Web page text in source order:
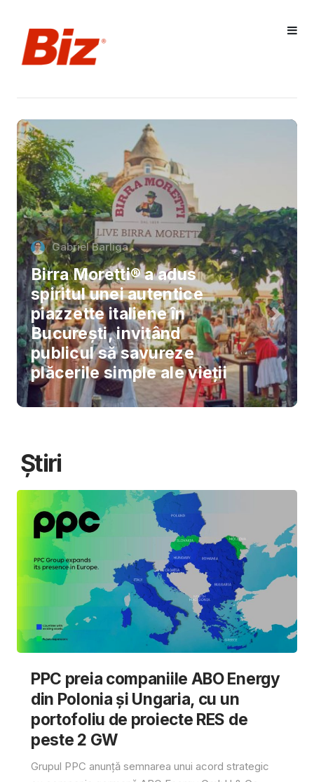
Gabriel Barliga
Birra Moretti® a adus
spiritul unei autentice
piazzette italiene în
București, invitând
publicul să savureze
plăcerile simple ale vieții
Știri
PPC preia companiile ABO Energy
din Polonia și Ungaria, cu un
portofoliu de proiecte RES de
peste 2 GW
Grupul PPC anunță semnarea unui acord strategic